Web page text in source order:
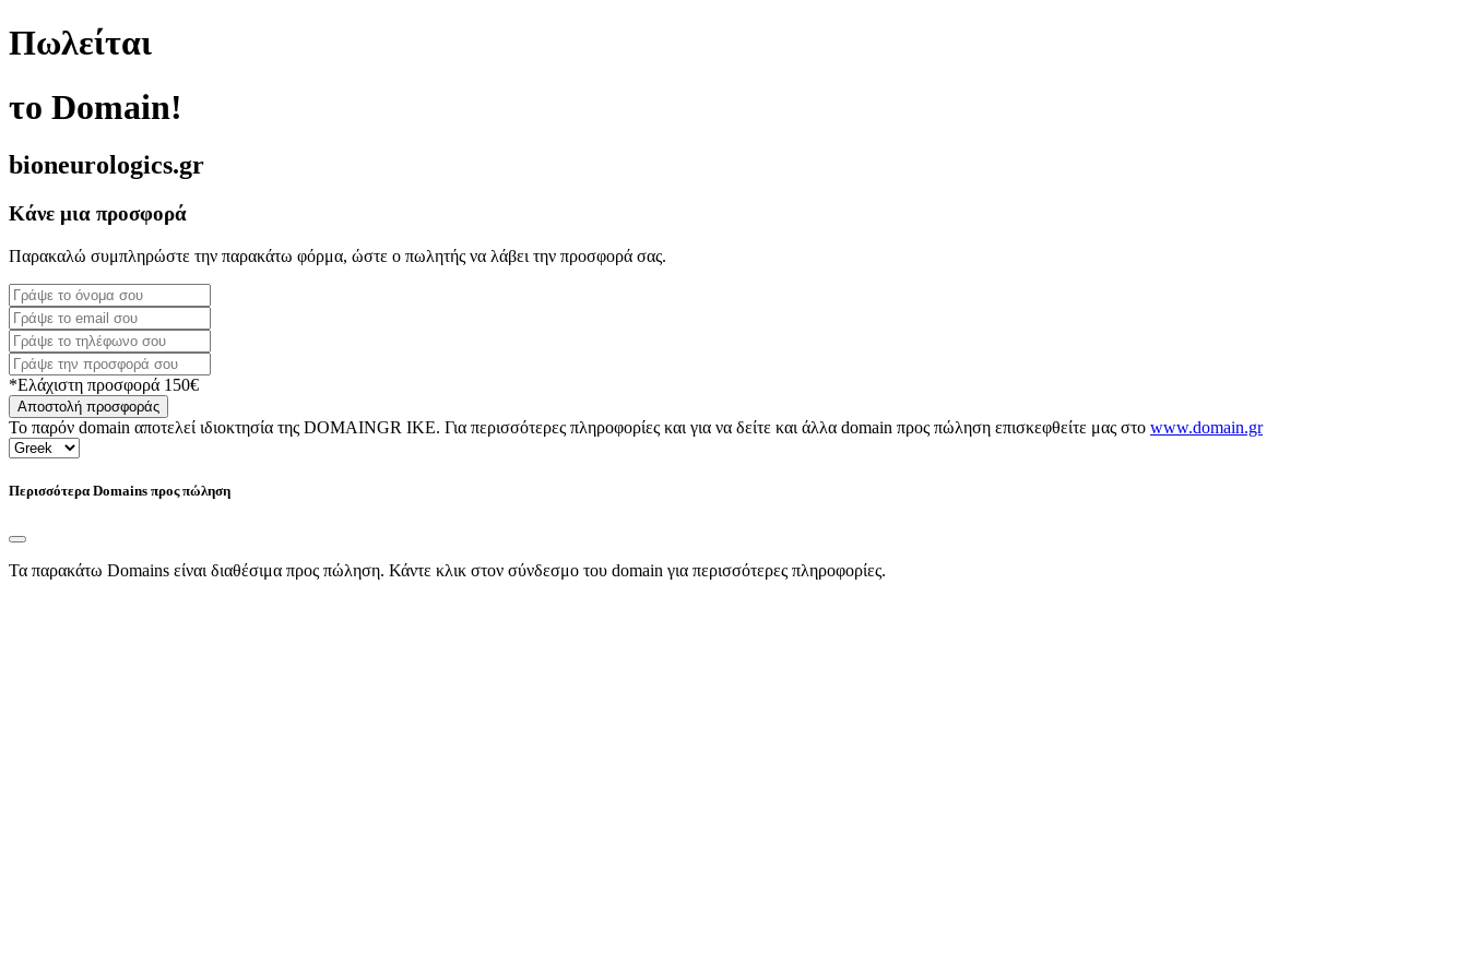
Πωλείται
το Domain!
bioneurologics.gr
Κάνε μια προσφορά
Παρακαλώ συμπληρώστε την παρακάτω φόρμα, ώστε ο πωλητής να λάβει την προσφορά σας.
*Ελάχιστη προσφορά 150€
Αποστολή προσφοράς
Το παρόν domain αποτελεί ιδιοκτησία της DOMAINGR ΙΚΕ. Για περισσότερες πληροφορίες και για να δείτε και άλλα domain προς πώληση επισκεφθείτε μας στο www.domain.gr
Περισσότερα Domains προς πώληση
Τα παρακάτω Domains είναι διαθέσιμα προς πώληση. Κάντε κλικ στον σύνδεσμο του domain για περισσότερες πληροφορίες.